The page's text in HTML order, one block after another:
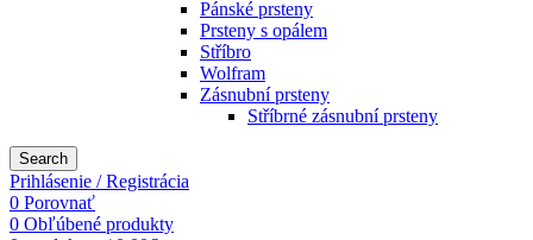
Pánské prsteny
Prsteny s opálem
Stříbro
Wolfram
Zásnubní prsteny
Stříbrné zásnubní prsteny
Search
Prihlásenie / Registrácia
0 Porovnať
0 Obľúbené produkty